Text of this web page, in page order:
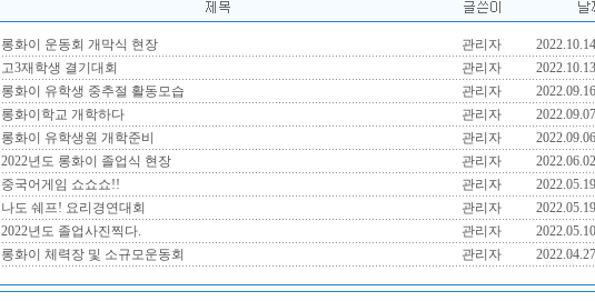
롱화이 운동회 개막식 현장 관리자
고3재학생 결기대회 관리자
롱화이 유학생 중추절 활동모습 관리자
롱화이학교 개학하다 관리자
롱화이 유학생원 개학준비 관리자
2022년도 롱화이 졸업식 현장 관리자
중국어게임 쇼쇼쇼!! 관리자
나도 쉐프! 요리경연대회 관리자
2022년도 졸업사진찍다. 관리자
롱화이 체력장 및 소규모운동회 관리자